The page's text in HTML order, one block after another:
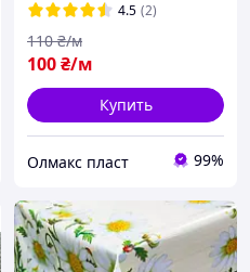
4.5 (2)
100₴/м
110 ₴/м
Купить
Олмакс пласт 99%